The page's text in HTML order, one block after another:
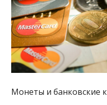
Монеты и банковские